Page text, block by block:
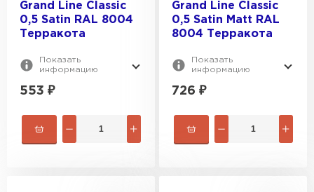
Grand Line Classic
0,5 Satin RAL 8004
Терракота
Показать
информацию
553 ₽
Grand Line Classic
0,5 Satin Мatt RAL
8004 Терракота
Показать
информацию
726 ₽